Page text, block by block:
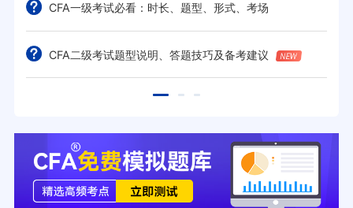
CFA一级考试必看：时长、题型、形式、考场
CFA二级考试题型说明、答题技巧及备考建议